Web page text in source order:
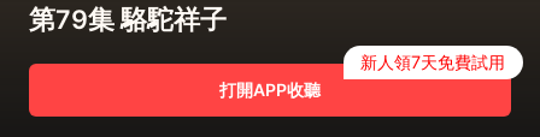
第79集 駱駝祥子
打開APP收聽
新人領7天免費試用